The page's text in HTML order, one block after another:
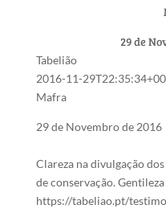
29 de
Tabelião
2016-11-
Mafra
29 de Novembro de 2016
Clareza na divulgação
de conservação.
https://tabeliao.pt/